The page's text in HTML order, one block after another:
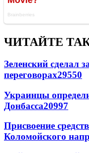
ЧИТАЙТЕ
Зеленский сделал
переговорах29550
Украинцы
Донбасса20997
Присвоение
Коломойского